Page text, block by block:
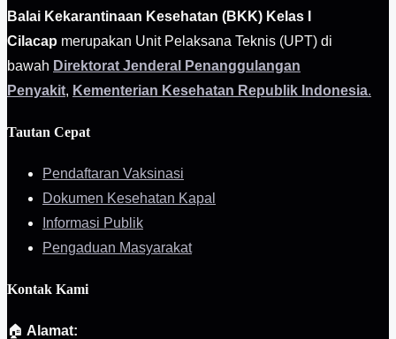
Balai Kekarantinaan Kesehatan (BKK) Kelas I
Cilacap merupakan Unit Pelaksana Teknis (UPT) di
bawah Direktorat Jenderal Penanggulangan
Penyakit, Kementerian Kesehatan Republik Indonesia.
Tautan Cepat
Pendaftaran Vaksinasi
Dokumen Kesehatan Kapal
Informasi Publik
Pengaduan Masyarakat
Kontak Kami
🏠 Alamat: